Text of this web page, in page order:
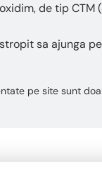
de tip
sa ajunga
pe site sunt